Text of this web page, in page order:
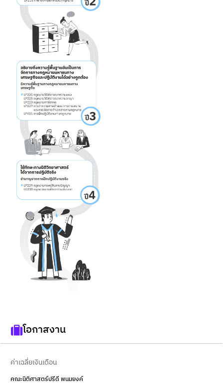
โอกาสงาน
ค่าเฉลี่ยเงินเดือน
คณะนิติศาสตร์ปรีดี พนมยงค์